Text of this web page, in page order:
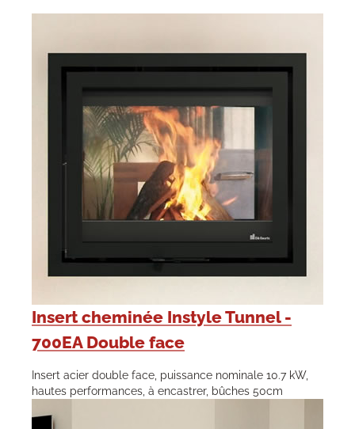
Insert cheminée Instyle Tunnel -
700EA Double face
Insert acier double face, puissance nominale 10.7 kW,
hautes performances, à encastrer, bûches 50cm